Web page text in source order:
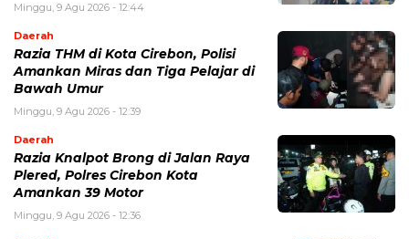
Minggu, 9 Agu 2026 - 12:44
Daerah
Razia THM di Kota Cirebon, Polisi
Amankan Miras dan Tiga Pelajar di
Bawah Umur
Minggu, 9 Agu 2026 - 12:39
Daerah
Razia Knalpot Brong di Jalan Raya
Plered, Polres Cirebon Kota
Amankan 39 Motor
Minggu, 9 Agu 2026 - 12:36